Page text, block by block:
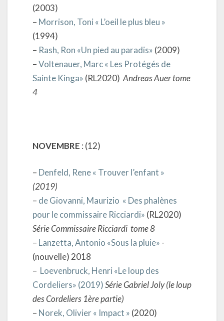
(2003)
– Morrison, Toni « L’oeil le plus bleu »
(1994)
– Rash, Ron «Un pied au paradis» (2009)
–Voltenauer, Marc « Les Protégés de
Sainte Kinga» (RL2020) Andreas Auer tome
4
NOVEMBRE : (12)
– Denfeld, Rene « Trouver l’enfant »
(2019)
– de Giovanni, Maurizio « Des phalènes
pour le commissaire Ricciardi» (RL2020)
Série Commissaire Ricciardi tome 8
– Lanzetta, Antonio «Sous la pluie» -
(nouvelle) 2018
– Loevenbruck, Henri «Le loup des
Cordeliers» (2019)Série Gabriel Joly (le loup
des Cordeliers 1ère partie)
– Norek, Olivier « Impact » (2020)